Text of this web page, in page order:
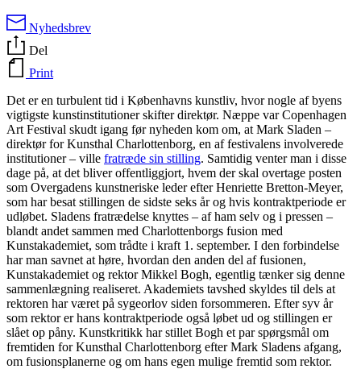
Nyhedsbrev
Del
Print
Det er en turbulent tid i Københavns kunstliv, hvor nogle af byens
vigtigste kunstinstitutioner skifter direktør. Næppe var Copenhagen
Art Festival skudt igang før nyheden kom om, at Mark Sladen –
direktør for Kunsthal Charlottenborg, en af festivalens involverede
institutioner – ville fratræde sin stilling. Samtidig venter man i disse
dage på, at det bliver offentliggjort, hvem der skal overtage posten
som Overgadens kunstneriske leder efter Henriette Bretton-Meyer,
som har besat stillingen de sidste seks år og hvis kontraktperiode er
udløbet. Sladens fratrædelse knyttes – af ham selv og i pressen –
blandt andet sammen med Charlottenborgs fusion med
Kunstakademiet, som trådte i kraft 1. september. I den forbindelse
har man savnet at høre, hvordan den anden del af fusionen,
Kunstakademiet og rektor Mikkel Bogh, egentlig tænker sig denne
sammenlægning realiseret. Akademiets tavshed skyldes til dels at
rektoren har været på sygeorlov siden forsommeren. Efter syv år
som rektor er hans kontraktperiode også løbet ud og stillingen er
slået op påny. Kunstkritikk har stillet Bogh et par spørgsmål om
fremtiden for Kunsthal Charlottenborg efter Mark Sladens afgang,
om fusionsplanerne og om hans egen mulige fremtid som rektor.